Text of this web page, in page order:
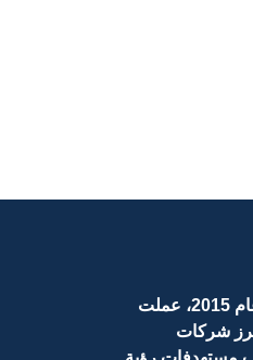
سما البنيان التجارية منذ تأسيسها عام 2015، عملت
شركات